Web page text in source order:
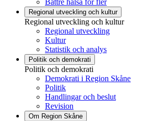
Bättre hälsa för fler
Regional utveckling och kultur
Regional utveckling och kultur
Regional utveckling
Kultur
Statistik och analys
Politik och demokrati
Politik och demokrati
Demokrati i Region Skåne
Politik
Handlingar och beslut
Revision
Om Region Skåne